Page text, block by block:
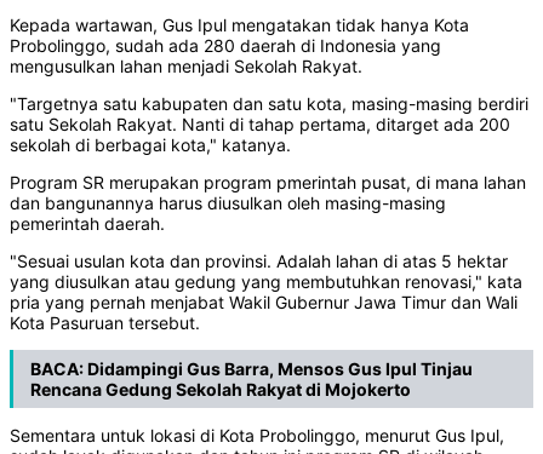
Kepada wartawan, Gus Ipul mengatakan tidak hanya Kota
Probolinggo, sudah ada 280 daerah di Indonesia yang
mengusulkan lahan menjadi Sekolah Rakyat.
"Targetnya satu kabupaten dan satu kota, masing-masing berdiri
satu Sekolah Rakyat. Nanti di tahap pertama, ditarget ada 200
sekolah di berbagai kota," katanya.
Program SR merupakan program pmerintah pusat, di mana lahan
dan bangunannya harus diusulkan oleh masing-masing
pemerintah daerah.
"Sesuai usulan kota dan provinsi. Adalah lahan di atas 5 hektar
yang diusulkan atau gedung yang membutuhkan renovasi," kata
pria yang pernah menjabat Wakil Gubernur Jawa Timur dan Wali
Kota Pasuruan tersebut.
BACA:Didampingi Gus Barra, Mensos Gus Ipul Tinjau
Rencana Gedung Sekolah Rakyat di Mojokerto
Sementara untuk lokasi di Kota Probolinggo, menurut Gus Ipul,